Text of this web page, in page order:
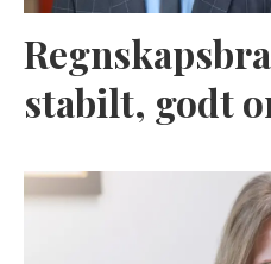
stabilt, godt